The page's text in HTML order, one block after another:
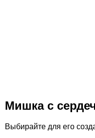
Мишка с
Выбирайте для его